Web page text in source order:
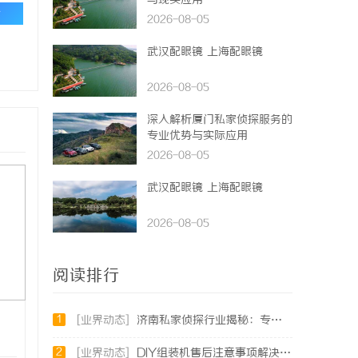
2026-08-05
武汉配眼镜 上海配眼镜
2026-08-05
深入解析厦门私家侦探服务的
专业优势与实际应用
2026-08-05
武汉配眼镜 上海配眼镜
2026-08-05
阅读排行
1 [业界动态] 济南私家侦探行业揭秘：专业服务与案件解析全方位指南
2 [业界动态] DIY组装机售后注意事项解决方案